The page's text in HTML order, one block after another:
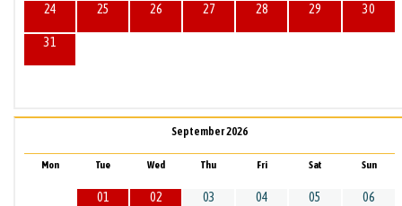
24 25 26 27 28 29 30
31
September 2026
Mon Tue Wed Thu Fri Sat Sun
01 02 03 04 05 06